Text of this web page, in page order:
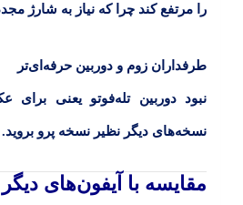
را مرتفع کند چرا که نیاز به شارژ
طرفداران زوم و دوربین‌ حرفه‌ای‌تر
نبود دوربین تله‌فوتو یعنی برای
نسخه‌های دیگر نظیر نسخه پرو بروید.
مقایسه با آیفون‌های دیگر